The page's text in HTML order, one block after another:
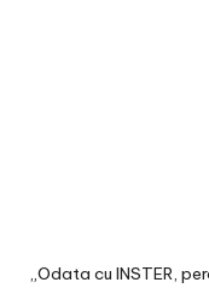
„Odata cu INSTER,